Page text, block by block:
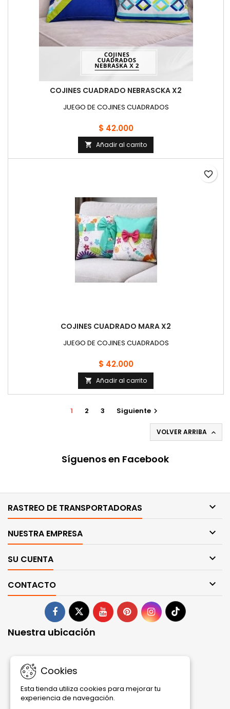
COJINES CUADRADO NEBRASCKA X2
JUEGO DE COJINES CUADRADOS
$ 42.000
 Añadir al carrito
COJINES CUADRADO MARA X2
JUEGO DE COJINES CUADRADOS
$ 42.000
 Añadir al carrito
favorite_border
1 2 3 Siguiente
VOLVER ARRIBA 
Síguenos en Facebook
RASTREO DE TRANSPORTADORAS 
NUESTRA EMPRESA 
SU CUENTA 
CONTACTO 
Cookies
Esta tienda utiliza cookies para mejorar tu
experiencia de navegación.
Nuestra ubicación